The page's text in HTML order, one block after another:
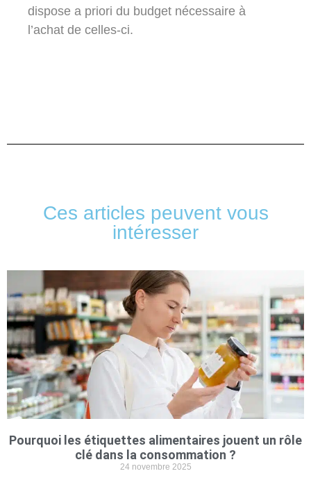
dispose a priori du budget nécessaire à
l’achat de celles-ci.
Ces articles peuvent vous
intéresser
Pourquoi les étiquettes alimentaires jouent un rôle
clé dans la consommation ?
24 novembre 2025